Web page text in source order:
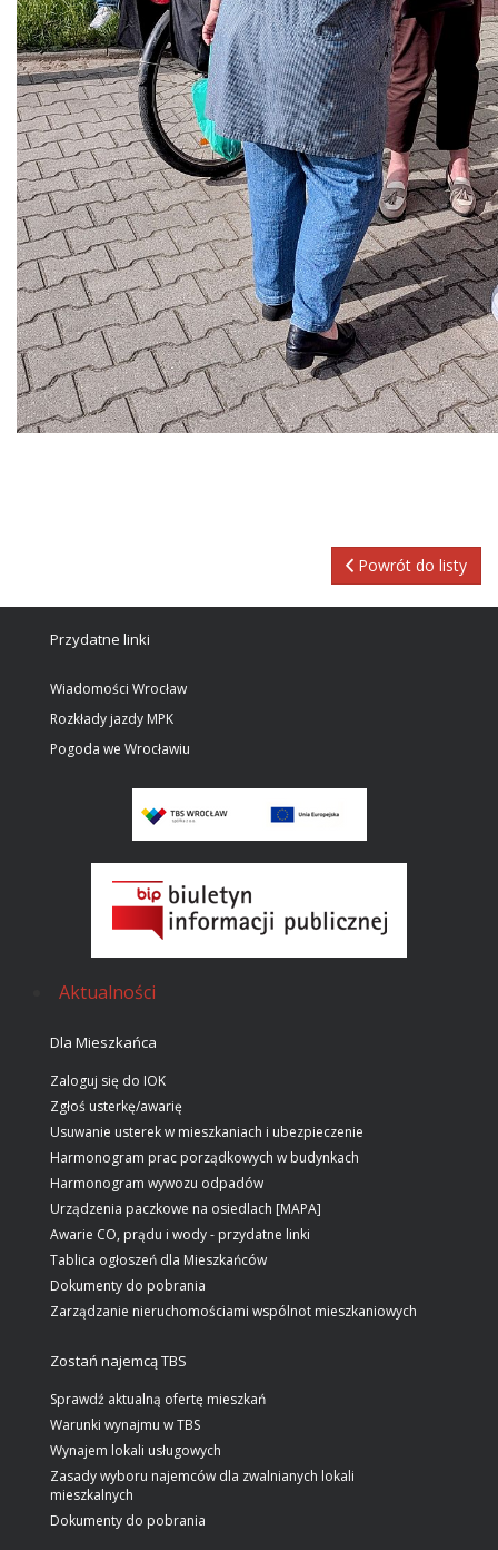
Powrót do listy
Przydatne linki
Wiadomości Wrocław
Rozkłady jazdy MPK
Pogoda we Wrocławiu
Aktualności
Dla Mieszkańca
Zaloguj się do IOK
Zgłoś usterkę/awarię
Usuwanie usterek w mieszkaniach i ubezpieczenie
Harmonogram prac porządkowych w budynkach
Harmonogram wywozu odpadów
Urządzenia paczkowe na osiedlach [MAPA]
Awarie CO, prądu i wody - przydatne linki
Tablica ogłoszeń dla Mieszkańców
Dokumenty do pobrania
Zarządzanie nieruchomościami wspólnot mieszkaniowych
Zostań najemcą TBS
Sprawdź aktualną ofertę mieszkań
Warunki wynajmu w TBS
Wynajem lokali usługowych
Zasady wyboru najemców dla zwalnianych lokali
mieszkalnych
Dokumenty do pobrania